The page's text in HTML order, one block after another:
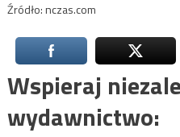
Źródło: nczas.com
Wspieraj
wydawnictwo: